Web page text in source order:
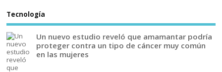
Tecnología
Un nuevo estudio reveló que amamantar podría
proteger contra un tipo de cáncer muy común
en las mujeres